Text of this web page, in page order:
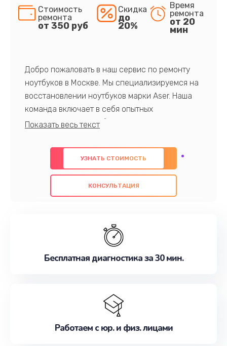
Стоимость
ремонта
от 350 руб
Скидка
до
20%
Время
ремонта
от 20
мин
Добро пожаловать в наш сервис по ремонту
ноутбуков в Москве. Мы специализируемся на
восстановлении ноутбуков марки Aser. Наша
команда включает в себя опытных
профессионалов с обширными знаниями и
предлагаем быстрый и качественный ремонт с
использованием оригинальных компонентов, а
также гарантируем качество всех
проведенных работ. Наша цель - предоставить
наилучшим образом. Не медлите записаться на
УЗНАТЬ СТОИМОСТЬ
КОНСУЛЬТАЦИЯ
Бесплатная диагностика за 30 мин.
Работаем с юр. и физ. лицами